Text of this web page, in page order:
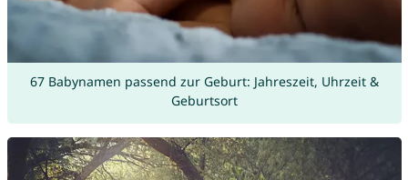
67 Babynamen passend zur Geburt: Jahreszeit, Uhrzeit &
Geburtsort